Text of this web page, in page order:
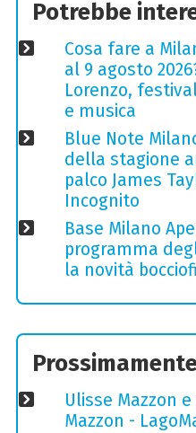
Potrebbe
Cosa fare a
al 9 agosto
Lorenzo,
e musica
Blue Note
della stagione
palco James
Incognito
Base Milano
programma
la novità
Ulisse Mazzon
Mazzon -